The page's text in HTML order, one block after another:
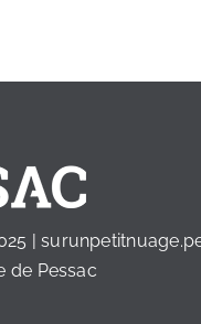
|
de Pessac